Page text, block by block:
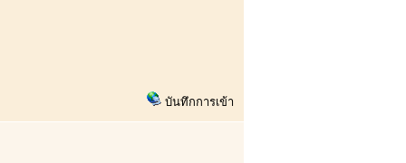
บันทึกการเข้า